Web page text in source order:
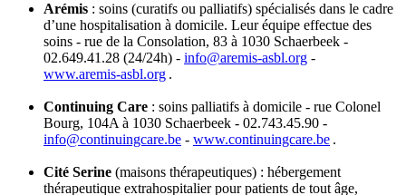
Arémis : soins (curatifs ou palliatifs) spécialisés dans le cadre
d’une hospitalisation à domicile. Leur équipe effectue des
soins - rue de la Consolation, 83 à 1030 Schaerbeek -
02.649.41.28 (24/24h) - info@aremis-asbl.org -
www.aremis-asbl.org .
Continuing Care : soins palliatifs à domicile - rue Colonel
Bourg, 104A à 1030 Schaerbeek - 02.743.45.90 -
info@continuingcare.be - www.continuingcare.be .
Cité Serine (maisons thérapeutiques) : hébergement
thérapeutique extrahospitalier pour patients de tout âge,